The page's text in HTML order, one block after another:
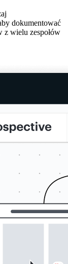
dokumentować
z wielu zespołów